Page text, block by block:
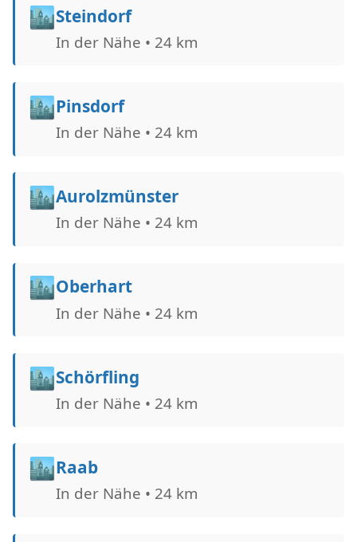
🏙️Steindorf
In der Nähe • 24 km
🏙️Pinsdorf
In der Nähe • 24 km
🏙️Aurolzmünster
In der Nähe • 24 km
🏙️Oberhart
In der Nähe • 24 km
🏙️Schörfling
In der Nähe • 24 km
🏙️Raab
In der Nähe • 24 km